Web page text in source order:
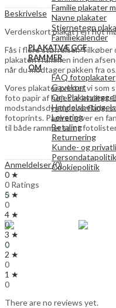
Familie plakater
Navne plakater
Stjernetegn
Familiekalender
PLAKATVÆGGE
RAMMER
OM
FAQ fotoplakater
Gavekort
Om
Levering
Betaling
Returnering
Kunde- og
Persondatapolitik
Cookiepolitik
Search
0
0,00
Menu
Search
0
0,00
Beskrivelse
Verdenskort plakat i en flot
Fås i flere størrelser. Tilkøber
plakaten i rammen inden
når du modtager pakken fra
Vores plakater printer vi som
foto papir af højeste kvalitet.
modstandsdygtig overflade,
fotoprints. Papiret giver en
til både rammer samt
Anmeldelser (0)
0 ★
0 Ratings
5 ★
0
4 ★
0
3 ★
0
2 ★
0
1 ★
0
There are no reviews yet.